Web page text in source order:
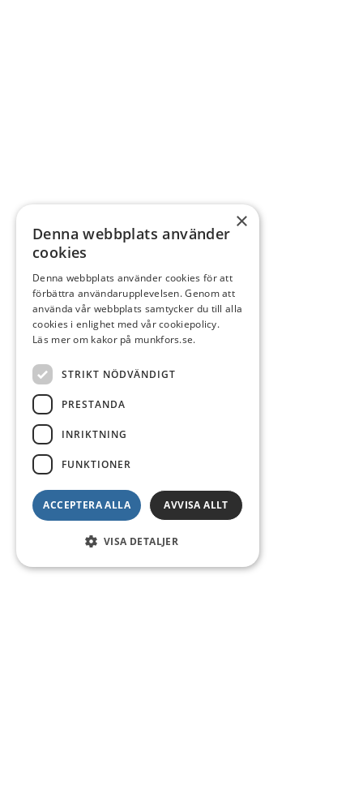
×
Denna webbplats använder
cookies
Denna webbplats använder cookies för att
förbättra användarupplevelsen. Genom att
använda vår webbplats samtycker du till alla
cookies i enlighet med vår cookiepolicy.
Läs mer om kakor på munkfors.se.
STRIKT NÖDVÄNDIGT
PRESTANDA
INRIKTNING
FUNKTIONER
ACCEPTERA ALLA AVVISA ALLT
VISA DETALJER